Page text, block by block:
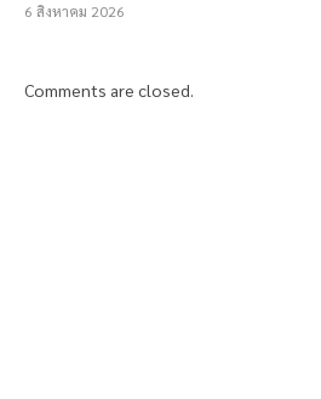
6 สิงหาคม 2026
Comments are closed.